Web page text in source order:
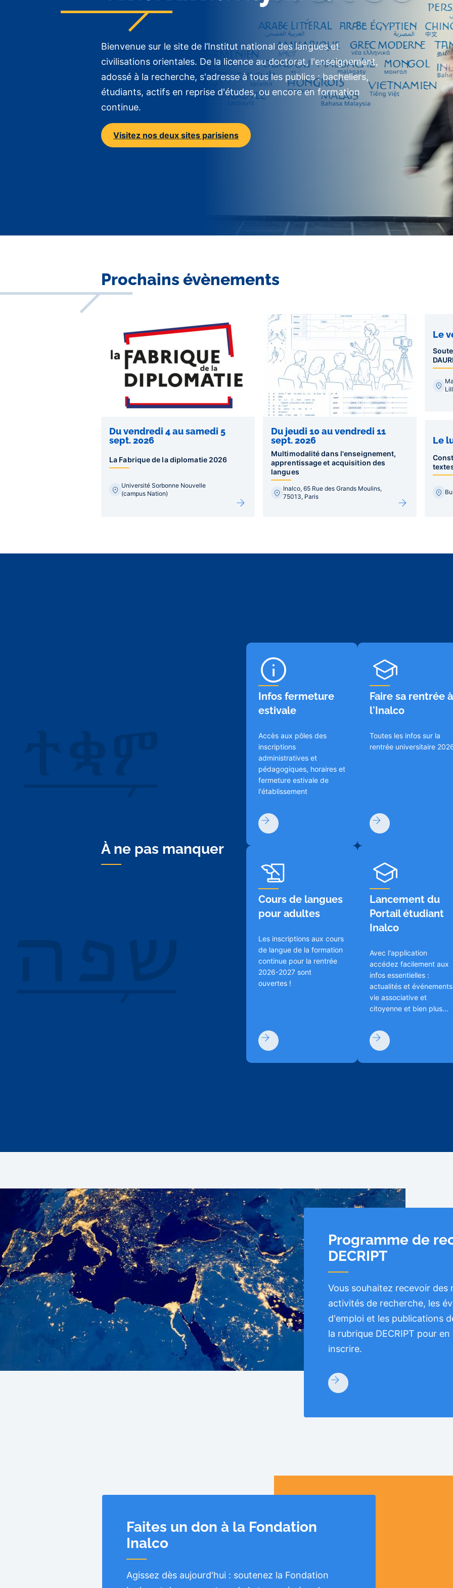
Bienvenue sur le site de l’Institut national des langues et
civilisations orientales. De la licence au doctorat, l'enseignement,
adossé à la recherche, s'adresse à tous les publics : bacheliers,
étudiants, actifs en reprise d'études, ou encore en formation
continue.
Visitez nos deux sites parisiens
Contenu
central
Prochains évènements
Du vendredi 4 au samedi 5
sept. 2026
La Fabrique de la diplomatie 2026
Université Sorbonne Nouvelle
(campus Nation)
Du jeudi 10 au vendredi 11
sept. 2026
Multimodalité dans l'enseignement,
apprentissage et acquisition des
langues
Inalco, 65 Rue des Grands Moulins,
75013, Paris
Le
Le
À ne pas manquer
Infos fermeture
estivale
Accès aux pôles des
inscriptions
administratives et
pédagogiques, horaires et
fermeture estivale de
l'établissement
Faire sa rentrée à
l'Inalco
Toutes les infos sur la
rentrée universitaire
Cours de langues
pour adultes
Les inscriptions aux cours
de langue de la formation
continue pour la rentrée
2026-2027 sont
ouvertes !
Lancement du
Portail étudiant
Inalco
Avec l'application
accédez facilement aux
infos essentielles :
actualités et
vie associative et
citoyenne et bien plus
Programme de
DECRIPT
Vous souhaitez recevoir des
activités de recherche, les
d'emploi et les publications
la rubrique DECRIPT pour
inscrire.
Faites un don à la Fondation
Inalco
Agissez dès aujourd'hui : soutenez la Fondation